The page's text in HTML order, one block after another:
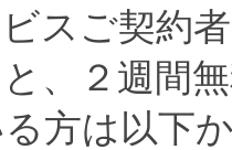
スご契約
、２週間
方は以下